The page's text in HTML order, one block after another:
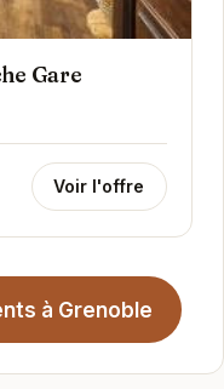
Gare
Voir l'offre
à Grenoble